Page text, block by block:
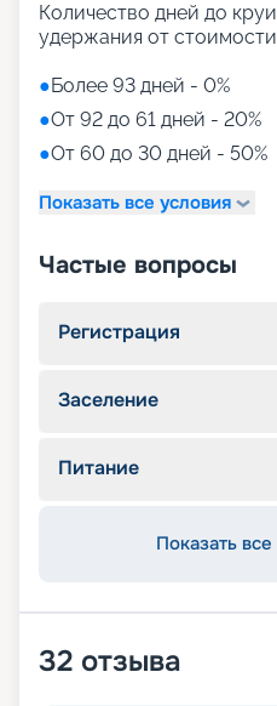
Количество дней до
удержания от
●Более 93 дней - 0%
●От 92 до 61 дней - 20%
●От 60 до 30 дней - 50%
Показать все условия
Частые вопросы
Регистрация
Заселение
Питание
Показать
32 отзыва